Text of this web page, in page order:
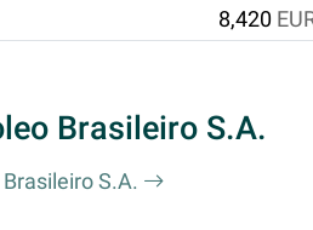
8,420
Brasileiro S.A.
S.A.